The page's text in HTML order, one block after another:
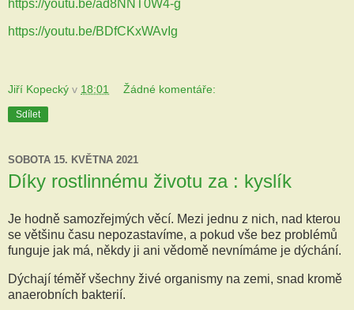
https://youtu.be/ad8NNT0W4-g
https://youtu.be/BDfCKxWAvIg
Jiří Kopecký v 18:01 Žádné komentáře:
Sdílet
SOBOTA 15. KVĚTNA 2021
Díky rostlinnému životu za : kyslík
Je hodně samozřejmých věcí. Mezi jednu z nich, nad kterou
se většinu času nepozastavíme, a pokud vše bez problémů
funguje jak má, někdy ji ani vědomě nevnímáme je dýchání.
Dýchají téměř všechny živé organismy na zemi, snad kromě
anaerobních bakterií.